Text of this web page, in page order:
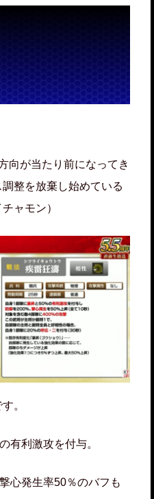
向が当たり前になってき
整を放棄し始めている
ャモン）
。
有利激攻を付与。
心発生率50％のバフも